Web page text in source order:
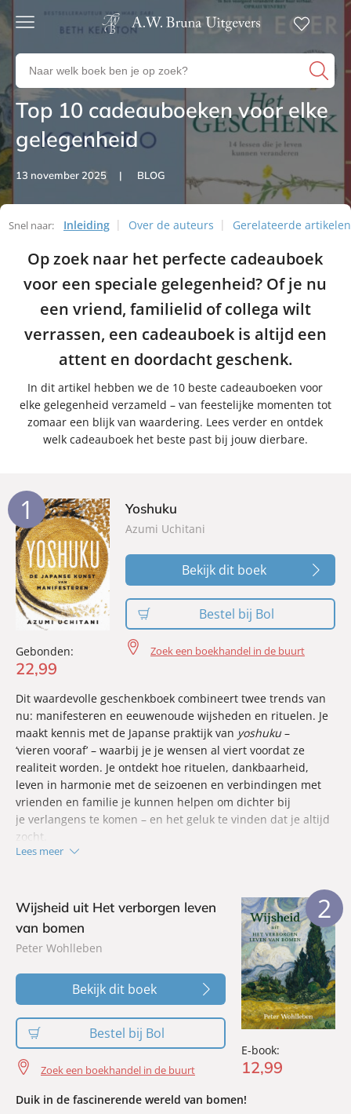
Gratis
verzending
23:00
besteld,
volgende
werkdag
in huis
Veilig
betalen
Gratis
Zoeken
naar
boeken,
auteurs
uitgevers
Artikelen
Top 10 cadeauboeken voor elke
gelegenheid
13 november 2025 BLOG
Snel naar: Inleiding Over de auteurs
Gerelateerde artikelen
Artikelen
Op zoek naar het perfecte cadeauboek
voor een speciale gelegenheid? Of je nu
een vriend, familielid of collega wilt
verrassen, een cadeauboek is altijd een
attent en doordacht geschenk.
In dit artikel hebben we de 10 beste cadeauboeken voor
elke gelegenheid verzameld – van feestelijke momenten tot
zomaar een blijk van waardering. Lees verder en ontdek
welk cadeauboek het beste past bij jouw dierbare.
1
Gebonden:
22,99
Yoshuku
Azumi Uchitani
Bekijk dit boek
Bestel bij Bol
Zoek een boekhandel in de buurt
Dit waardevolle geschenkboek combineert twee trends van
nu: manifesteren en eeuwenoude wijsheden en rituelen. Je
maakt kennis met de Japanse praktijk van yoshuku –
‘vieren vooraf’ – waarbij je je wensen al viert voordat ze
realiteit worden. Je ontdekt hoe rituelen, dankbaarheid,
leven in harmonie met de seizoenen en verbindingen met
vrienden en familie je kunnen helpen om dichter bij
je verlangens te komen – en het geluk te vinden dat je altijd
zocht.
Lees meer
2
E-book:
12,99
Wijsheid uit Het verborgen leven
van bomen
Peter Wohlleben
Bekijk dit boek
Bestel bij Bol
Zoek een boekhandel in de buurt
Duik in de fascinerende wereld van bomen!